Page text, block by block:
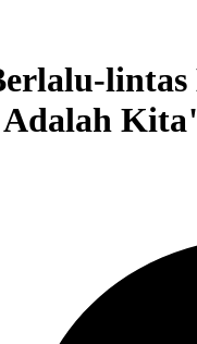
Adalah